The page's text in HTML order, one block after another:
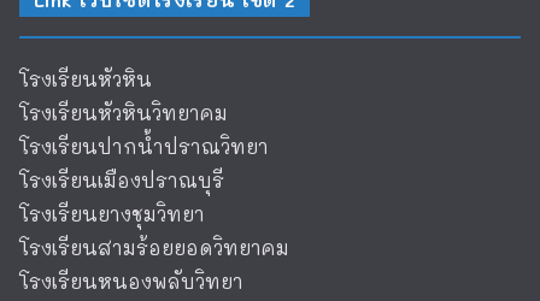
โรงเรียนหัวหิน
โรงเรียนหัวหินวิทยาคม
โรงเรียนปากน้ำปราณวิทยา
โรงเรียนเมืองปราณบุรี
โรงเรียนยางชุมวิทยา
โรงเรียนสามร้อยยอดวิทยาคม
โรงเรียนหนองพลับวิทยา